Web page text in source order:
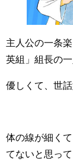
主人公の一条
英組」組長の
優しくて、世
体の線が細く
てないと思って